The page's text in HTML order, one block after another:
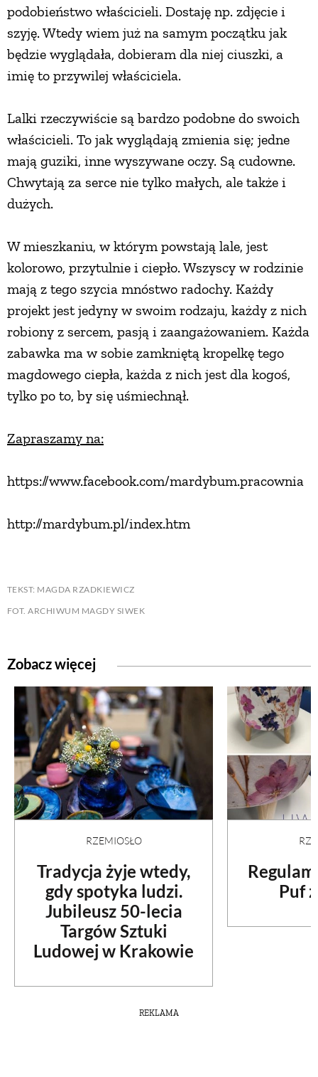
podobieństwo właścicieli. Dostaję np. zdjęcie i
szyję. Wtedy wiem już na samym początku jak
będzie wyglądała, dobieram dla niej ciuszki, a
imię to przywilej właściciela.
Lalki rzeczywiście są bardzo podobne do swoich
właścicieli. To jak wyglądają zmienia się; jedne
mają guziki, inne wyszywane oczy. Są cudowne.
Chwytają za serce nie tylko małych, ale także i
dużych.
W mieszkaniu, w którym powstają lale, jest
kolorowo, przytulnie i ciepło. Wszyscy w rodzinie
mają z tego szycia mnóstwo radochy. Każdy
projekt jest jedyny w swoim rodzaju, każdy z nich
robiony z sercem, pasją i zaangażowaniem. Każda
zabawka ma w sobie zamkniętą kropelkę tego
magdowego ciepła, każda z nich jest dla kogoś,
tylko po to, by się uśmiechnął.
Zapraszamy na:
https://www.facebook.com/mardybum.pracownia
http://mardybum.pl/index.htm
TEKST: MAGDA RZADKIEWICZ
FOT. ARCHIWUM MAGDY SIWEK
Zobacz więcej
RZEMIOSŁO
Tradycja żyje wtedy,
gdy spotyka ludzi.
Jubileusz 50-lecia
Targów Sztuki
Ludowej w Krakowie
Puf
REKLAMA